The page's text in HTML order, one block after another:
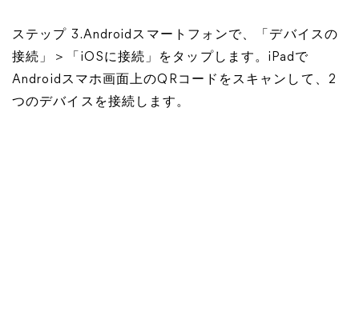
ステップ 3.Androidスマートフォンで、「デバイスの
接続」＞「iOSに接続」をタップします。iPadで
Androidスマホ画面上のQRコードをスキャンして、2
つのデバイスを接続します。